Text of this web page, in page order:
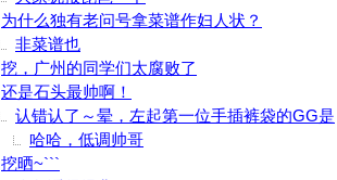
为什么独有老问号拿菜谱作妇人状？
非菜谱也
挖，广州的同学们太腐败了
还是石头最帅啊！
认错认了～晕，左起第一位手插裤袋的GG是
哈哈，低调帅哥
挖晒~```